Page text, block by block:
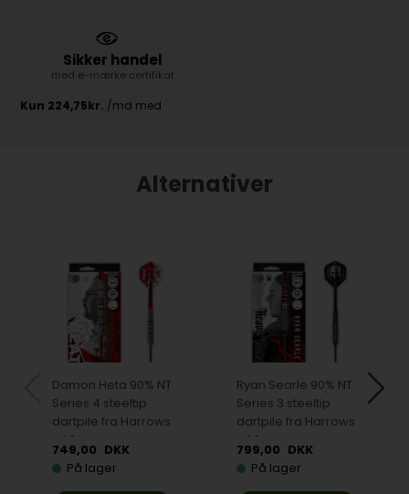
Sikker handel
med e-mærke certifikat
Alternativer
Damon Heta 90% NT
Series 4 steeltip
dartpile fra Harrows
- 23 gram
749,00 DKK
På lager
Ryan Searle 90% NT
Series 3 steeltip
dartpile fra Harrows
- 32 gram
799,00 DKK
På lager